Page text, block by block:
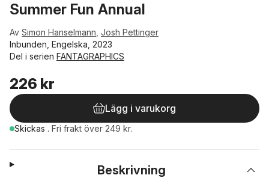
Summer Fun Annual
Av Simon Hanselmann Josh Pettinger
Inbunden, Engelska, 2023
Del i serien FANTAGRAPHICS
226 kr
Lägg i varukorg
Skickas . Fri frakt över 249 kr.
Beskrivning